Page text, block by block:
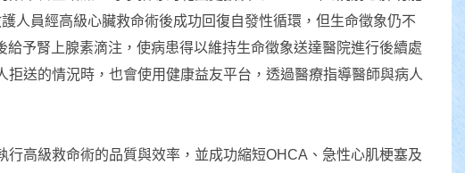
人員經高級心臟救命術後成功回復自發性循環，但生命徵象仍不
予腎上腺素滴注，使病患得以維持生命徵象送達醫院進行後續處
送的情況時，也會使用健康益友平台，透過醫療指導醫師與病人
高級救命術的品質與效率，並成功縮短OHCA、急性心肌梗塞及